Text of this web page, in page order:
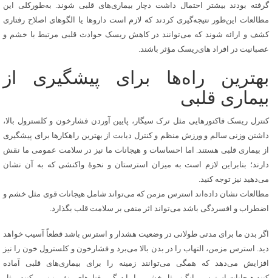
گرفته بودند بیشتر احتمال داشت دچار بیماری‌های قلبی شوند. به‌طورکلی این
مطالعات این‌طور نتیجه‌گیری کردند که لازم است داروها یا الگوهای اصلاح رفتاری
کشف و ارائه شوند که می‌توانند در کاهش ریسک حوادث قلبی مرتبط با خشم و
عصبانیت در افراد های‌ریسک مؤثر باشند.
بهترین راه‌ها برای پیشگیری از
بیماری قلبی
کنترل ریسک فاکتورهایی مثل ترک سیگار، پایین آوردن فشارخون و کلسترول بالا،
داشتن وزنی سالم و ورزش منظم و کنترل دیابت از بهترین راهکارها برای پیشگیری
از بیماری قلبی هستند. اما احساسات و هیجانات ما نیز در سلامت عمومی ما نقش
دارند؛ بنابراین لازم است به میزان استرستان و نحوهٔ واکنشی که به آن نشان
می‌دهید نیز توجه کنید.
مطالعات نشان داده‌اند استرس مزمن که می‌تواند شامل هیجانات قوی مثل خشم و
اضطراب و افسردگی باشد می‌تواند اثر منفی بر سلامت قلب بگذارد.
اگر بدن ما برای مدتی طولانی در وضعیت هشدار و استرس باشد قطعاً آسیب خواهد
دید. استرس مزمن، التهاب را در بدن بالا می‌برد و فشارخون و کلسترول خون را نیز
افزایش می‌دهد که همگی می‌توانند زمینه را برای بیماری‌های قلبی آماده